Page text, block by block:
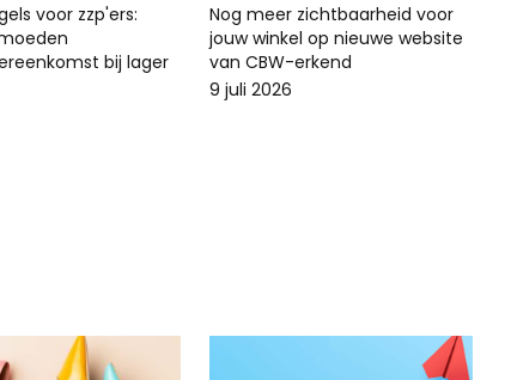
voor zzp'ers:
bij lager
Nog meer zichtbaarheid voor
jouw winkel op nieuwe website
van CBW-erkend
9 juli 2026